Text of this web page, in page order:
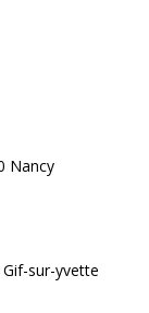
Nancy
Gif-sur-yvette